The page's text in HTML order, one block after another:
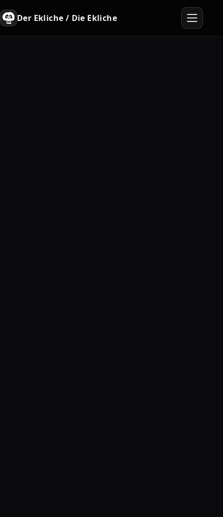
Der Ekliche / Die Ekliche